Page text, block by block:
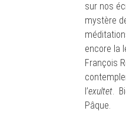
sur nos
mystère
encore la
François
l’exultet.
Pâque.